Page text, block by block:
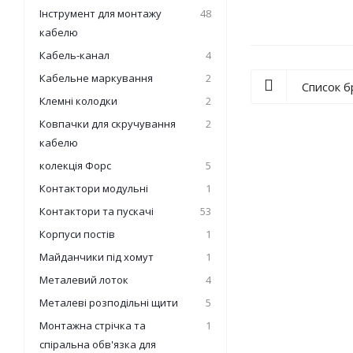
Список
Інструмент для монтажу
кабелю
48
Кабель-канал
4
Кабельне маркування
2
Клемні колодки
2
Ковпачки для скручування
кабелю
2
колекція Форс
5
Контактори модульні
1
Контактори та пускачі
53
Корпуси постів
1
Майданчики під хомут
1
Металевий лоток
4
Металеві розподільні щити
5
Монтажна стрічка та
спіральна обв'язка для
1